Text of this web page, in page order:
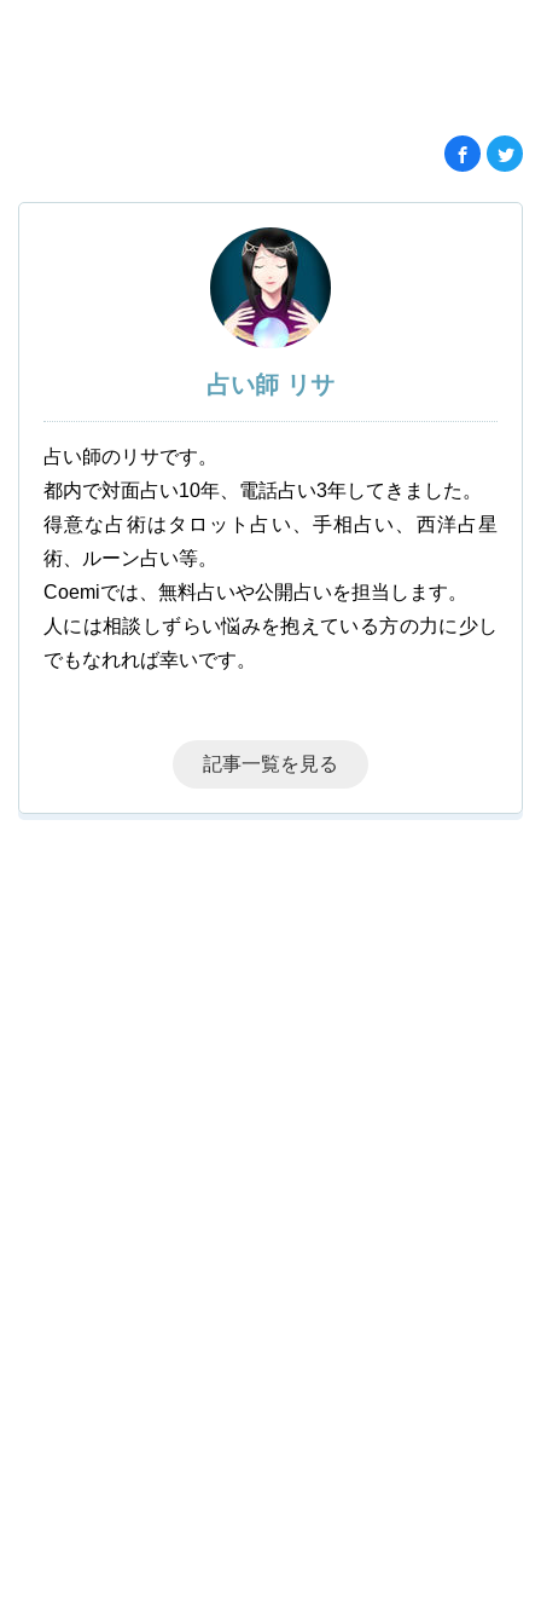
占い師 リサ
占い師のリサです。
都内で対面占い10年、電話占い3年してきました。
得意な占術はタロット占い、手相占い、西洋占星
術、ルーン占い等。
Coemiでは、無料占いや公開占いを担当します。
人には相談しずらい悩みを抱えている方の力に少し
でもなれれば幸いです。
記事一覧を見る